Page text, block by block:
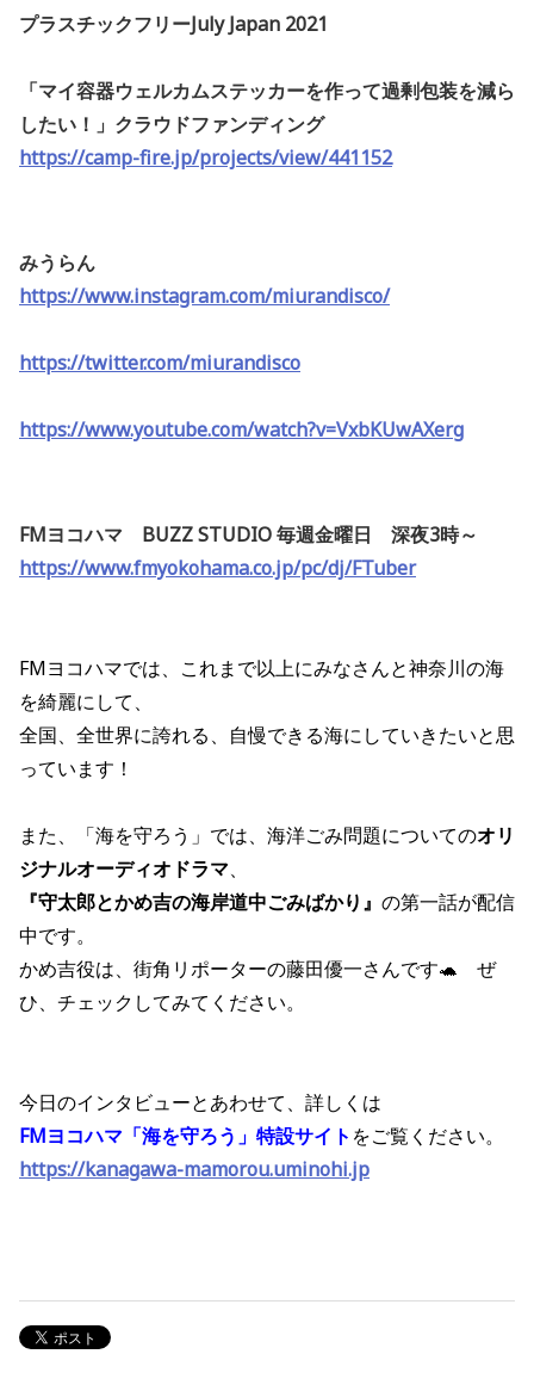
プラスチックフリーJuly Japan 2021
「マイ容器ウェルカムステッカーを作って過剰包装を減ら
したい！」クラウドファンディング
https://camp-fire.jp/projects/view/441152
みうらん
https://www.instagram.com/miurandisco/
https://twitter.com/miurandisco
https://www.youtube.com/watch?v=VxbKUwAXerg
FMヨコハマ BUZZ STUDIO 毎週金曜日 深夜3時～
https://www.fmyokohama.co.jp/pc/dj/FTuber
FMヨコハマでは、これまで以上にみなさんと神奈川の海
を綺麗にして、
全国、全世界に誇れる、自慢できる海にしていきたいと思
っています！
また、「海を守ろう」では、海洋ごみ問題についてのオリ
ジナルオーディオドラマ、
『守太郎とかめ吉の海岸道中ごみばかり』 の第一話が配信
中です。
かめ吉役は、街角リポーターの藤田優一さんです🐢 ぜ
ひ、チェックしてみてください。
今日のインタビューとあわせて、詳しくは
FMヨコハマ「海を守ろう」特設サイト をご覧ください。
https://kanagawa-mamorou.uminohi.jp